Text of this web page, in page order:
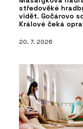
QUADRO -
středověké
vidět. Gočárovo
Králové čeká
20. 7. 2026